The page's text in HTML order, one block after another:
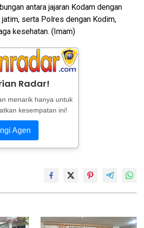
antara jajaran Kodam dengan
serta Polres dengan Kodim,
kesehatan. (Imam)
Radar!
menarik hanya untuk
kesempatan ini!
Agen